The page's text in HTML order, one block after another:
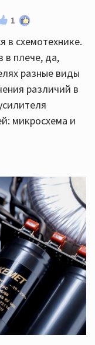
1
в схемотехнике.
в плече, да,
разные виды
различий в
микросхема и